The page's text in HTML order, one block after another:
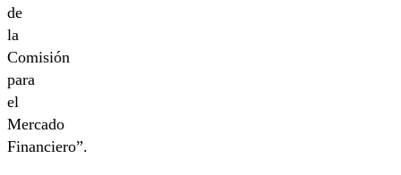
de
la
Comisión
para
el
Mercado
Financiero”.